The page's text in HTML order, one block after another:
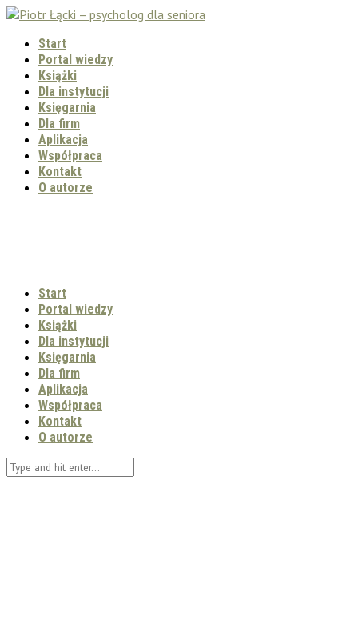
Start
Portal wiedzy
Książki
Dla instytucji
Księgarnia
Dla firm
Aplikacja
Współpraca
Kontakt
O autorze
Start
Portal wiedzy
Książki
Dla instytucji
Księgarnia
Dla firm
Aplikacja
Współpraca
Kontakt
O autorze